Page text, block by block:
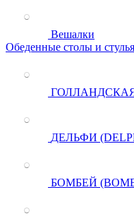
Вешалки
Обеденные столы и стулья
ГОЛЛАНДСКАЯ
ДЕЛЬФИ
БОМБЕЙ